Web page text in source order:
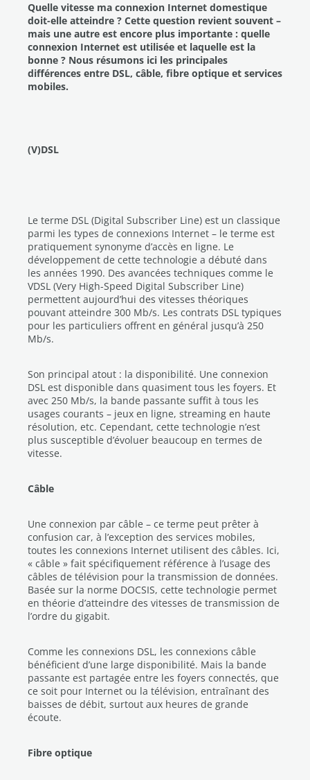
Quelle vitesse ma connexion Internet domestique
doit-elle atteindre ? Cette question revient souvent –
mais une autre est encore plus importante : quelle
connexion Internet est utilisée et laquelle est la
bonne ? Nous résumons ici les principales
différences entre DSL, câble, fibre optique et services
mobiles.
(V)DSL
Le terme DSL (Digital Subscriber Line) est un classique
parmi les types de connexions Internet – le terme est
pratiquement synonyme d’accès en ligne. Le
développement de cette technologie a débuté dans
les années 1990. Des avancées techniques comme le
VDSL (Very High-Speed Digital Subscriber Line)
permettent aujourd’hui des vitesses théoriques
pouvant atteindre 300 Mb/s. Les contrats DSL typiques
pour les particuliers offrent en général jusqu’à 250
Mb/s.
Son principal atout : la disponibilité. Une connexion
DSL est disponible dans quasiment tous les foyers. Et
avec 250 Mb/s, la bande passante suffit à tous les
usages courants – jeux en ligne, streaming en haute
résolution, etc. Cependant, cette technologie n’est
plus susceptible d’évoluer beaucoup en termes de
vitesse.
Câble
Une connexion par câble – ce terme peut prêter à
confusion car, à l’exception des services mobiles,
toutes les connexions Internet utilisent des câbles. Ici,
« câble » fait spécifiquement référence à l’usage des
câbles de télévision pour la transmission de données.
Basée sur la norme DOCSIS, cette technologie permet
en théorie d’atteindre des vitesses de transmission de
l’ordre du gigabit.
Comme les connexions DSL, les connexions câble
bénéficient d’une large disponibilité. Mais la bande
passante est partagée entre les foyers connectés, que
ce soit pour Internet ou la télévision, entraînant des
baisses de débit, surtout aux heures de grande
écoute.
Fibre optique